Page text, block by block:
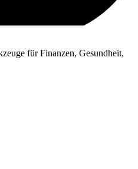
für Finanzen, Gesundheit,